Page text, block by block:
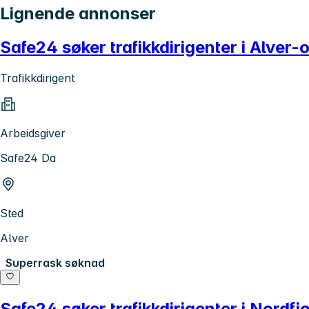
Lignende annonser
Safe24 søker trafikkdirigenter i Alver-
Trafikkdirigent
Arbeidsgiver
Safe24 Da
Sted
Alver
Superrask søknad